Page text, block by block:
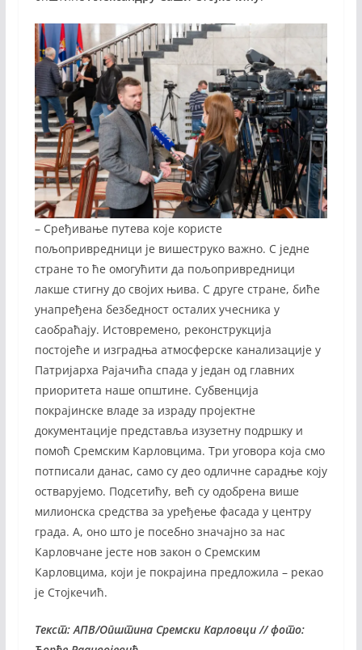
– Сређивање путева које користе
пољопривредници је вишеструко важно. С једне
стране то ће омогућити да пољопривредници
лакше стигну до својих њива. С друге стране, биће
унапређена безбедност осталих учесника у
саобраћају. Истовремено, реконструкција
постојеће и изградња атмосферске канализације у
Патријарха Рајачића спада у један од главних
приоритета наше општине. Субвенција
покрајинске владе за израду пројектне
документације представља изузетну подршку и
помоћ Сремским Карловцима. Три уговора која смо
потписали данас, само су део одличне сарадње коју
остварујемо. Подсетићу, већ су одобрена више
милионска средства за уређење фасада у центру
града. А, оно што је посебно значајно за нас
Карловчане јесте нов закон о Сремским
Карловцима, који је покрајина предложила – рекао
је Стојкечић.
Текст: АПВ/Општина Сремски Карловци // фото: